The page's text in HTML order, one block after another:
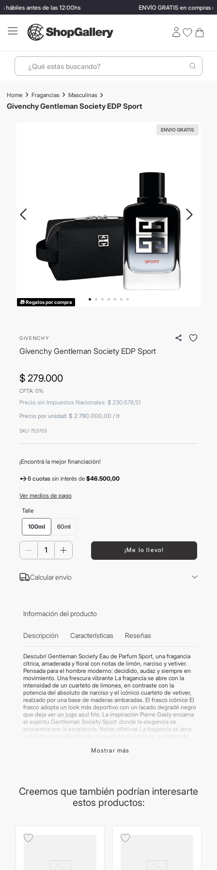
antes de las 12:00hs ENVÍO GRATIS en compras
¿Qué estás buscando?
Fragancias Masculinas
Givenchy Gentleman Society EDP Sport
ENVIO GRATIS
🎁 Regalos por compra
GIVENCHY
Givenchy Gentleman Society EDP Sport
$ 279.000
CFTA: 0%
Precio sin Impuestos Nacionales: $ 230.578, 51
Precio por unidad: $ 2.790.000,00 / lt
SKU:753703
¡Encontrá la mejor financiación!
6 cuotas sin interésde $46.500,00
Ver medios de pago
Talle
100ml 60ml
＋
－ ¡Me lo llevo!
Calcular envío
Información del producto
Descripción Características Reseñas
Descubrí Gentleman Society Eau de Parfum Sport, una fragancia
cítrica, amaderada y floral con notas de limón, narciso y vetiver.
Pensada para el hombre moderno: decidido, audaz y siempre en
movimiento. Una frescura vibrante La fragancia se abre con la
intensidad de un cuarteto de limones, en contraste con la
potencia del absoluto de narciso y el icónico cuarteto de vetiver,
realzado por una base de maderas ambaradas. El frasco icónico El
frasco adopta un look más deportivo con un lacado degradé negro
que deja ver un jugo azul frío. La inspiración Pierre Gasly encarna
el espíritu Gentleman Society Sport: donde la elegancia se
encuentra con la excelencia. Notas olfativas La fragancia se abre
con la frescura vibrante de un cuarteto de limones, contrastada
realzada por una base de maderas ambaradas.
Mostrar más
Creemos que también podrían interesarte
estos productos:
1. perfumes
mochila
carolina herrera
10.